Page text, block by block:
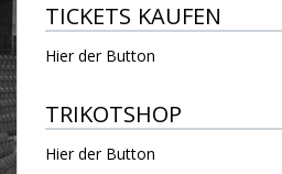
TICKETS KAUFEN
Hier der Button
TRIKOTSHOP
Hier der Button